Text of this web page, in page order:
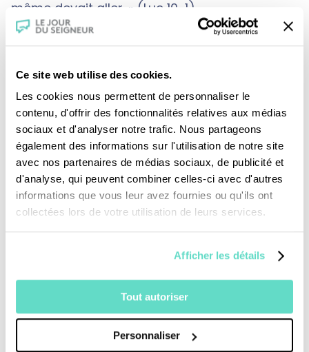
Ce site web utilise des cookies.
Les cookies nous permettent de personnaliser le
contenu, d'offrir des fonctionnalités relatives aux médias
sociaux et d'analyser notre trafic. Nous partageons
également des informations sur l'utilisation de notre site
avec nos partenaires de médias sociaux, de publicité et
d'analyse, qui peuvent combiner celles-ci avec d'autres
informations que vous leur avez fournies ou qu'ils ont
collectées lors de votre utilisation de leurs services.
Afficher les détails
Tout autoriser
Personnaliser
même devait aller. » (Luc 10-1)
apôtres » car selon l’Evangéliste Jean, c’est à
elle SEULE que Jésus demande de porter la
nouvelle de Sa résurrection aux 12 apôtres.
Bien qu’il n’ait pas connu Jésus, Saint Paul
revendique également le titre d’apôtre, parce
qu’il a rencontré le Ressuscité et a été envoyé
hommes, ni par un homme, mais par Jésus
Christ et Dieu le Père… » (Galates 1,1).